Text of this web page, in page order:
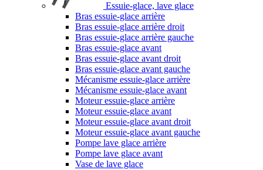
Essuie-glace, lave glace
Bras essuie-glace arrière
Bras essuie-glace arrière droit
Bras essuie-glace arrière gauche
Bras essuie-glace avant
Bras essuie-glace avant droit
Bras essuie-glace avant gauche
Mécanisme essuie-glace arrière
Mécanisme essuie-glace avant
Moteur essuie-glace arrière
Moteur essuie-glace avant
Moteur essuie-glace avant droit
Moteur essuie-glace avant gauche
Pompe lave glace arrière
Pompe lave glace avant
Vase de lave glace